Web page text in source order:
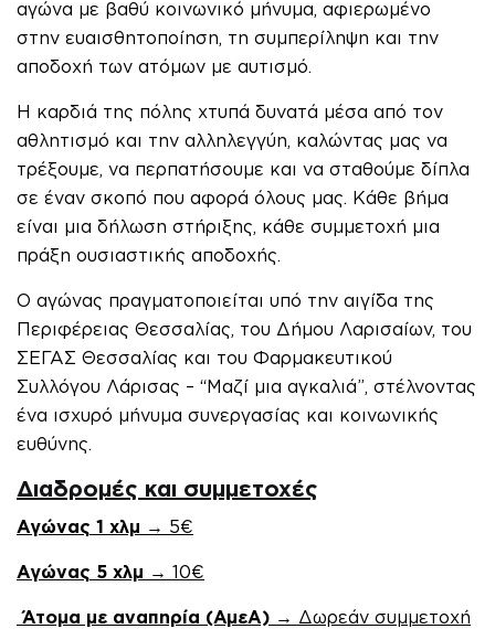
αγώνα με βαθύ κοινωνικό μήνυμα, αφιερωμένο
στην ευαισθητοποίηση, τη συμπερίληψη και την
αποδοχή των ατόμων με αυτισμό.
Η καρδιά της πόλης χτυπά δυνατά μέσα από τον
αθλητισμό και την αλληλεγγύη, καλώντας μας να
τρέξουμε, να περπατήσουμε και να σταθούμε δίπλα
σε έναν σκοπό που αφορά όλους μας. Κάθε βήμα
είναι μια δήλωση στήριξης, κάθε συμμετοχή μια
πράξη ουσιαστικής αποδοχής.
Ο αγώνας πραγματοποιείται υπό την αιγίδα της
Περιφέρειας Θεσσαλίας, του Δήμου Λαρισαίων, του
ΣΕΓΑΣ Θεσσαλίας και του Φαρμακευτικού
Συλλόγου Λάρισας – “Μαζί μια αγκαλιά”, στέλνοντας
ένα ισχυρό μήνυμα συνεργασίας και κοινωνικής
ευθύνης.
Διαδρομές και συμμετοχές
Αγώνας 1 χλμ → 5€
Αγώνας 5 χλμ → 10€
Άτομα με αναπηρία (ΑμεΑ) → Δωρεάν συμμετοχή